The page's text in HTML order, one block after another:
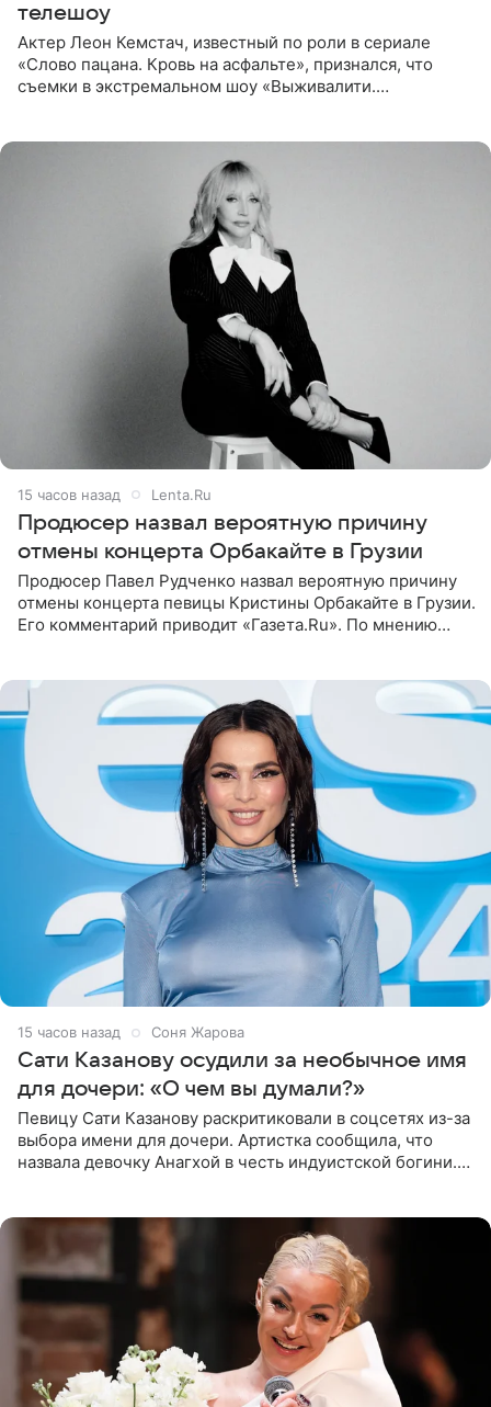
телешоу
Актер Леон Кемстач, известный по роли в сериале
«Слово пацана. Кровь на асфальте», признался, что
съемки в экстремальном шоу «Выживалити.
15 часов назад Lenta.Ru
Продюсер назвал вероятную причину
отмены концерта Орбакайте в Грузии
Продюсер Павел Рудченко назвал вероятную причину
отмены концерта певицы Кристины Орбакайте в Грузии.
Его комментарий приводит «Газета.Ru». По мнению
15 часов назад Соня Жарова
Сати Казанову осудили за необычное имя
для дочери: «О чем вы думали?»
Певицу Сати Казанову раскритиковали в соцсетях из-за
выбора имени для дочери. Артистка сообщила, что
назвала девочку Анагхой в честь индуистской богини.